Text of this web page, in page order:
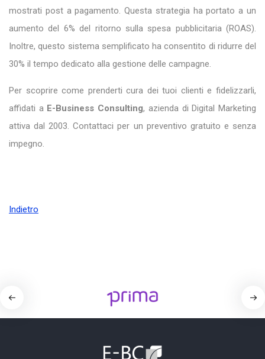
mostrati post a pagamento. Questa strategia ha portato a un
aumento del 6% del ritorno sulla spesa pubblicitaria (ROAS).
Inoltre, questo sistema semplificato ha consentito di ridurre del
30% il tempo dedicato alla gestione delle campagne.
Per scoprire come prenderti cura dei tuoi clienti e fidelizzarli,
affidati a E-Business Consulting, azienda di Digital Marketing
attiva dal 2003. Contattaci per un preventivo gratuito e senza
impegno.
Indietro